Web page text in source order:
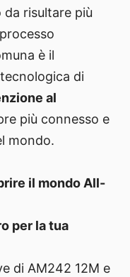
risultare più
è il
di
al
più connesso e
mondo.
il mondo All-
per la tua
di AM242 12M e